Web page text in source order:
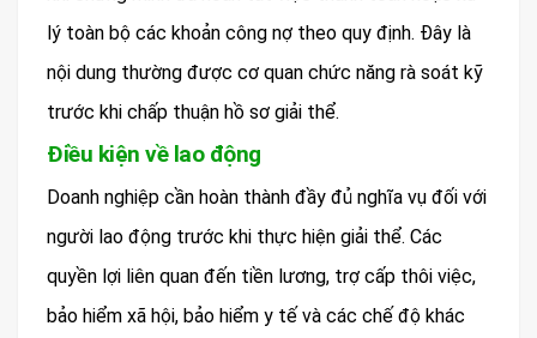
lý toàn bộ các khoản công nợ theo quy định. Đây là
nội dung thường được cơ quan chức năng rà soát kỹ
trước khi chấp thuận hồ sơ giải thể.
Điều kiện về lao động
Doanh nghiệp cần hoàn thành đầy đủ nghĩa vụ đối với
người lao động trước khi thực hiện giải thể. Các
quyền lợi liên quan đến tiền lương, trợ cấp thôi việc,
bảo hiểm xã hội, bảo hiểm y tế và các chế độ khác